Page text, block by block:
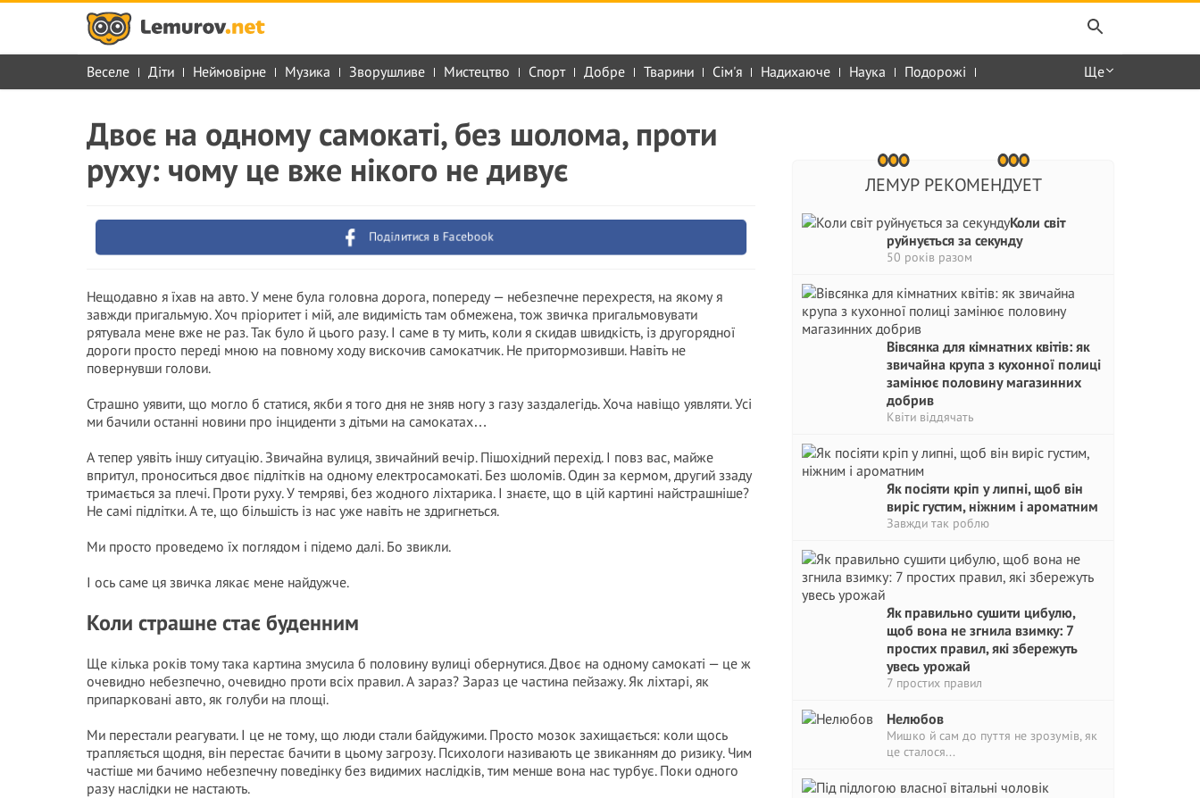
Веселе Діти Неймовірне Музика Зворушливе Мистецтво Спорт Добре Тварини Сім'я Надихаюче Наука Подорожі Ще
ЛЕМУР РЕКОМЕНДУЕТ
Коли світ
руйнується за секунду
50 років разом
Вівсянка для кімнатних квітів: як
звичайна крупа з кухонної полиці
замінює половину магазинних
добрив
Квіти віддячать
Як посіяти кріп у липні, щоб він
виріс густим, ніжним і ароматним
Завжди так роблю
Як правильно сушити цибулю,
щоб вона не згнила взимку: 7
простих правил, які збережуть
увесь урожай
7 простих правил
Нелюбов
Мишко й сам до пуття не зрозумів, як
це сталося...
Двоє на одному самокаті, без шолома, проти
руху: чому це вже нікого не дивує
Поділитися в Facebook
Нещодавно я їхав на авто. У мене була головна дорога, попереду — небезпечне перехрестя, на якому я
завжди пригальмую. Хоч пріоритет і мій, але видимість там обмежена, тож звичка пригальмовувати
рятувала мене вже не раз. Так було й цього разу. І саме в ту мить, коли я скидав швидкість, із другорядної
дороги просто переді мною на повному ходу вискочив самокатчик. Не притормозивши. Навіть не
повернувши голови.
Страшно уявити, що могло б статися, якби я того дня не зняв ногу з газу заздалегідь. Хоча навіщо уявляти. Усі
ми бачили останні новини про інциденти з дітьми на самокатах…
А тепер уявіть іншу ситуацію. Звичайна вулиця, звичайний вечір. Пішохідний перехід. І повз вас, майже
впритул, проноситься двоє підлітків на одному електросамокаті. Без шоломів. Один за кермом, другий ззаду
тримається за плечі. Проти руху. У темряві, без жодного ліхтарика. І знаєте, що в цій картині найстрашніше?
Не самі підлітки. А те, що більшість із нас уже навіть не здригнеться.
Ми просто проведемо їх поглядом і підемо далі. Бо звикли.
І ось саме ця звичка лякає мене найдужче.
Коли страшне стає буденним
Ще кілька років тому така картина змусила б половину вулиці обернутися. Двоє на одному самокаті — це ж
очевидно небезпечно, очевидно проти всіх правил. А зараз? Зараз це частина пейзажу. Як ліхтарі, як
припарковані авто, як голуби на площі.
Ми перестали реагувати. І це не тому, що люди стали байдужими. Просто мозок захищається: коли щось
трапляється щодня, він перестає бачити в цьому загрозу. Психологи називають це звиканням до ризику. Чим
частіше ми бачимо небезпечну поведінку без видимих наслідків, тим менше вона нас турбує. Поки одного
разу наслідки не настають.